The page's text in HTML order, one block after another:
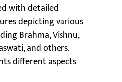
with detailed
depicting various
Brahma, Vishnu,
and others.
different aspects